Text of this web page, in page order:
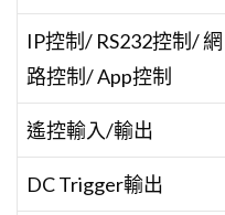
IP控制/ RS232控制/ 網
路控制/ App控制
遙控輸入/輸出
DC Trigger輸出